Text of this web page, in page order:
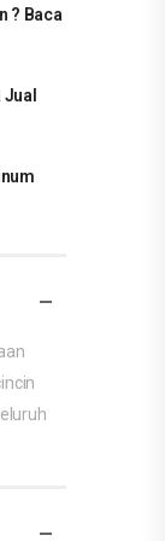
? Baca
Jual